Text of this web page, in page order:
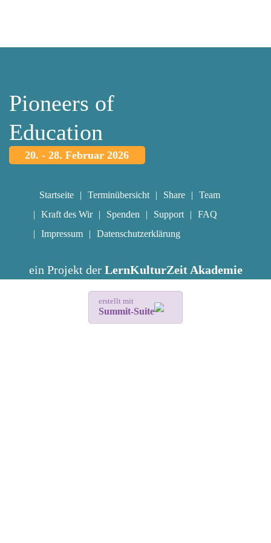
Pioneers of
Education
20. - 28. Februar 2026
Startseite Terminübersicht Share
Team
Kraft des Wir
Spenden Support
FAQ
Impressum
Datenschutzerklärung
ein Projekt der LernKulturZeit Akademie
erstellt mit
Summit-Suite